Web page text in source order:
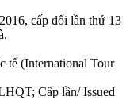
cấp đổi lần thứ 13
tế (International Tour
Cấp lần/ Issued